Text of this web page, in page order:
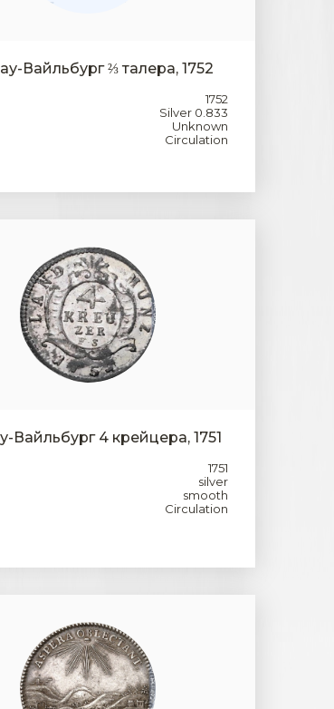
Вайльбург ⅔ талера, 1752
1752
Silver 0.833
Unknown
Circulation
Вайльбург 4 крейцера, 1751
1751
silver
smooth
Circulation